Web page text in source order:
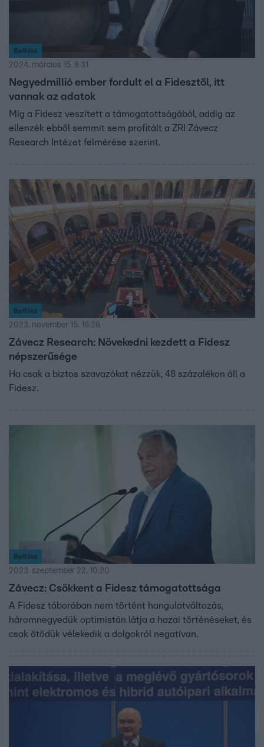
Belföld
2024. március 15. 8:31
Negyedmillió ember fordult el a Fidesztől, itt
vannak az adatok
Míg a Fidesz veszített a támogatottságából, addig az
ellenzék ebből semmit sem profitált a ZRI Závecz
Research Intézet felmérése szerint.
Belföld
2023. november 15. 16:26
Závecz Research: Növekedni kezdett a Fidesz
népszerűsége
Ha csak a biztos szavazókat nézzük, 48 százalékon áll a
Fidesz.
Belföld
2023. szeptember 22. 10:20
Závecz: Csökkent a Fidesz támogatottsága
A Fidesz táborában nem történt hangulatváltozás,
háromnegyedük optimistán látja a hazai történéseket, és
csak ötödük vélekedik a dolgokról negatívan.